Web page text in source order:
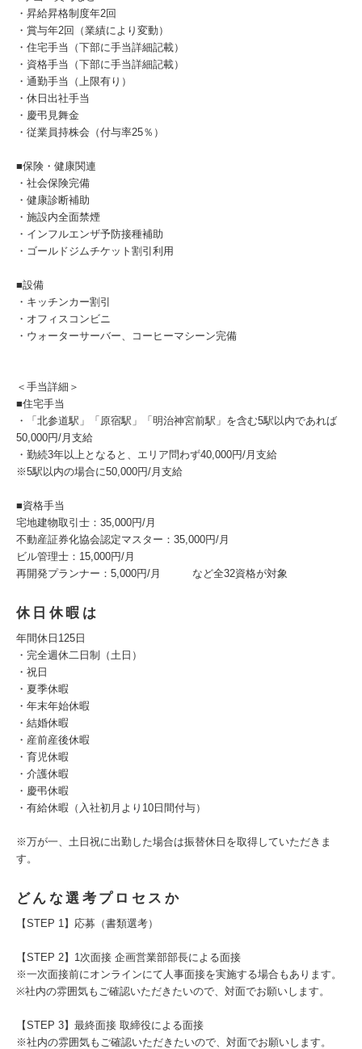
・昇給昇格制度年2回
・賞与年2回（業績により変動）
・住宅手当（下部に手当詳細記載）
・資格手当（下部に手当詳細記載）
・通勤手当（上限有り）
・休日出社手当
・慶弔見舞金
・従業員持株会（付与率25％）
■保険・健康関連
・社会保険完備
・健康診断補助
・施設内全面禁煙
・インフルエンザ予防接種補助
・ゴールドジムチケット割引利用
■設備
・キッチンカー割引
・オフィスコンビニ
・ウォーターサーバー、コーヒーマシーン完備
＜手当詳細＞
■住宅手当
・「北参道駅」「原宿駅」「明治神宮前駅」を含む5駅以内であれば
50,000円/月支給
・勤続3年以上となると、エリア問わず40,000円/月支給
※5駅以内の場合に50,000円/月支給
■資格手当
宅地建物取引士：35,000円/月
不動産証券化協会認定マスター：35,000円/月
ビル管理士：15,000円/月
再開発プランナー：5,000円/月 など全32資格が対象
休日休暇は
年間休日125日
・完全週休二日制（土日）
・祝日
・夏季休暇
・年末年始休暇
・結婚休暇
・産前産後休暇
・育児休暇
・介護休暇
・慶弔休暇
・有給休暇（入社初月より10日間付与）
※万が一、土日祝に出勤した場合は振替休日を取得していただきま
す。
どんな選考プロセスか
【STEP 1】応募（書類選考）
【STEP 2】1次面接 企画営業部部長による面接
※一次面接前にオンラインにて人事面接を実施する場合もあります。
※社内の雰囲気もご確認いただきたいので、対面でお願いします。
【STEP 3】最終面接 取締役による面接
※社内の雰囲気もご確認いただきたいので、対面でお願いします。